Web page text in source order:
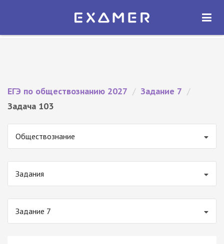
Экзамер — ЕГЭ 2027
ОТКРЫТЬ
ЕГЭ по обществознанию 2027 / Задание 7 /
Задача 103
Обществознание
Задания
Задание 7